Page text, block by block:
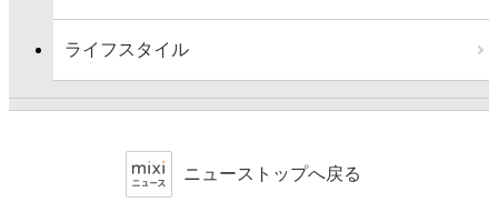
ライフスタイル
ニューストップへ戻る